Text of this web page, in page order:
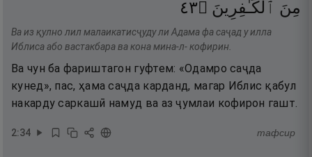
مِنَ ٱلْكَـٰفِرِينَ ۝٣٤
Ва из қулно лил малаикатисҷуду ли Адама фа саҷад у илла
Иблиса або вастакбара ва кона мина-л- кофирин.
Ва чун ба фариштагон гуфтем: «Одамро саҷда
кунед», пас, ҳама саҷда карданд, магар Иблис қабул
накарду саркашӣ намуд ва аз ҷумлаи кофирон гашт.
2:34 тафсир